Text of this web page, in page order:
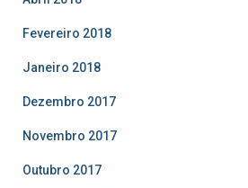
Fevereiro 2018
Janeiro 2018
Dezembro 2017
Novembro 2017
Outubro 2017